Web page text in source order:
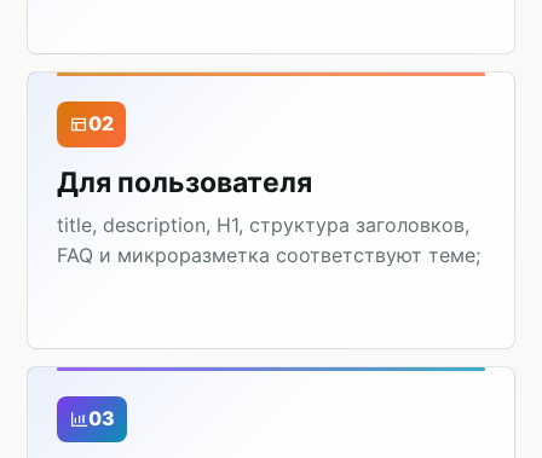
02
Для пользователя
title, description, H1, структура заголовков,
FAQ и микроразметка соответствуют теме;
03